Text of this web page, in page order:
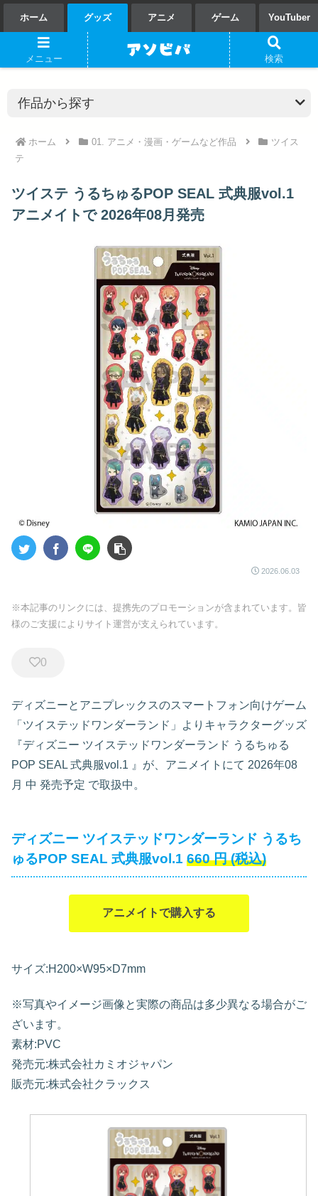
ホーム グッズ アニメ ゲーム YouTuber
ホーム 01. アニメ・漫画・ゲームなど作品
ツイス
テ
ツイステ うるちゅるPOP SEAL 式典服vol.1
アニメイトで 2026年08月発売
2026.06.03
※本記事のリンクには、提携先のプロモーションが含まれています。皆
様のご支援によりサイト運営が支えられています。
0
ディズニーとアニプレックスのスマートフォン向けゲーム
「ツイステッドワンダーランド」よりキャラクターグッズ
『ディズニー ツイステッドワンダーランド うるちゅる
POP SEAL 式典服vol.1 』が、アニメイトにて 2026年08
月 中 発売予定 で取扱中。
ディズニー ツイステッドワンダーランド うるち
ゅるPOP SEAL 式典服vol.1 660円(税込)
アニメイトで購入する
サイズ:H200×W95×D7mm
※写真やイメージ画像と実際の商品は多少異なる場合がご
ざいます。
素材:PVC
発売元:株式会社カミオジャパン
販売元:株式会社クラックス
メニュー 検索